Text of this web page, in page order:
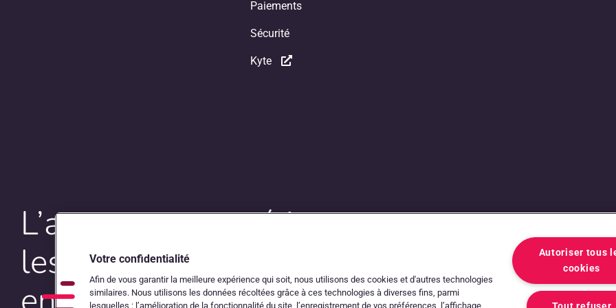
Paiements
Sécurité
Kyte
L’autoroute numérique entre
les comptables et les
Votre confidentialité
Afin de vous garantir la meilleure expérience qui soit, nous utilisons des cookies et d'autres technologies
similaires. Nous utilisons les données récoltées grâce à ces technologies à diverses fins, parmi
lesquelles : l’amélioration de la fonctionnalité du site, l’enregistrement de vos préférences, l’affichage
Autoriser tous
cookies